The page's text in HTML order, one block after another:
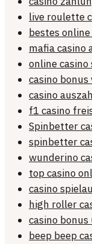
live roulette
bestes
mafia casino
online
casino bonus
casino
f1 casino
Spinbetter
spinbetter
wunderino
top casino
casino
high roller
casino
beep beep